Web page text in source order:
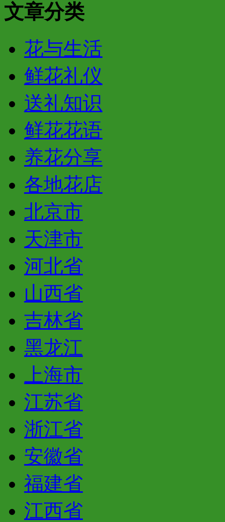
文章分类
花与生活
鲜花礼仪
送礼知识
鲜花花语
养花分享
各地花店
北京市
天津市
河北省
山西省
吉林省
黑龙江
上海市
江苏省
浙江省
安徽省
福建省
江西省